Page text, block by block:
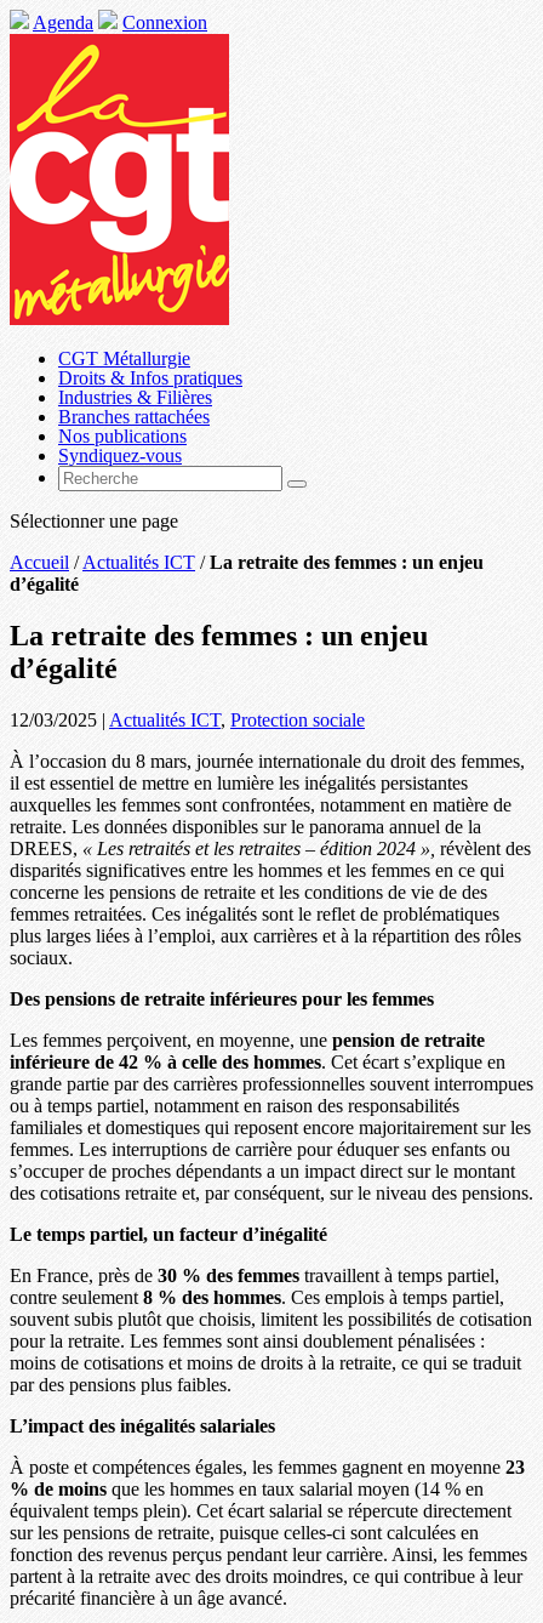
Agenda Connexion
CGT Métallurgie
Droits & Infos pratiques
Industries & Filières
Branches rattachées
Nos publications
Syndiquez-vous
Sélectionner une page
Accueil /Actualités ICT /La retraite des femmes : un enjeu
d’égalité
La retraite des femmes : un enjeu
d’égalité
12/03/2025 | Actualités ICT, Protection sociale
À l’occasion du 8 mars, journée internationale du droit des femmes,
il est essentiel de mettre en lumière les inégalités persistantes
auxquelles les femmes sont confrontées, notamment en matière de
retraite. Les données disponibles sur le panorama annuel de la
DREES, « Les retraités et les retraites – édition 2024 », révèlent des
disparités significatives entre les hommes et les femmes en ce qui
concerne les pensions de retraite et les conditions de vie de des
femmes retraitées. Ces inégalités sont le reflet de problématiques
plus larges liées à l’emploi, aux carrières et à la répartition des rôles
sociaux.
Des pensions de retraite inférieures pour les femmes
Les femmes perçoivent, en moyenne, une pension de retraite
inférieure de 42 % à celle des hommes. Cet écart s’explique en
grande partie par des carrières professionnelles souvent interrompues
ou à temps partiel, notamment en raison des responsabilités
familiales et domestiques qui reposent encore majoritairement sur les
femmes. Les interruptions de carrière pour éduquer ses enfants ou
s’occuper de proches dépendants a un impact direct sur le montant
des cotisations retraite et, par conséquent, sur le niveau des pensions.
Le temps partiel, un facteur d’inégalité
En France, près de 30 % des femmes travaillent à temps partiel,
contre seulement8 % des hommes. Ces emplois à temps partiel,
souvent subis plutôt que choisis, limitent les possibilités de cotisation
pour la retraite. Les femmes sont ainsi doublement pénalisées :
moins de cotisations et moins de droits à la retraite, ce qui se traduit
par des pensions plus faibles.
L’impact des inégalités salariales
À poste et compétences égales, les femmes gagnent en moyenne 23
% de moins que les hommes en taux salarial moyen (14 % en
équivalent temps plein). Cet écart salarial se répercute directement
sur les pensions de retraite, puisque celles-ci sont calculées en
fonction des revenus perçus pendant leur carrière. Ainsi, les femmes
partent à la retraite avec des droits moindres, ce qui contribue à leur
précarité financière à un âge avancé.